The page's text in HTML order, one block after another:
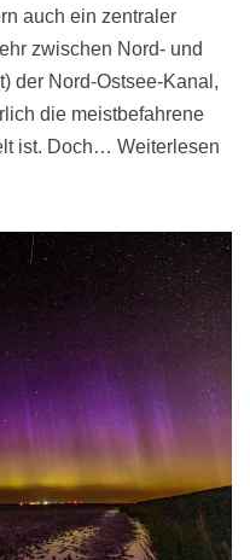
auch ein zentraler
zwischen Nord- und
der Nord-Ostsee-Kanal,
die meistbefahrene
ist. Doch… Weiterlesen